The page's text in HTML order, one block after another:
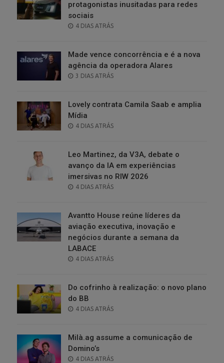
protagonistas inusitadas para redes
sociais
POSTED
4 DIAS ATRÁS
Made vence concorrência e é a nova
agência da operadora Alares
POSTED
3 DIAS ATRÁS
Lovely contrata Camila Saab e amplia
Mídia
POSTED
4 DIAS ATRÁS
Leo Martinez, da V3A, debate o
avanço da IA em experiências
imersivas no RIW 2026
POSTED
4 DIAS ATRÁS
Avantto House reúne líderes da
aviação executiva, inovação e
negócios durante a semana da
LABACE
POSTED
4 DIAS ATRÁS
Do cofrinho à realização: o novo plano
do BB
POSTED
4 DIAS ATRÁS
Milà.ag assume a comunicação de
Domino’s
POSTED
4 DIAS ATRÁS